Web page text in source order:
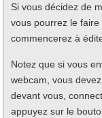
Si vous décidez de
vous pourrez le
commencerez à
Notez que si vous
webcam, vous
devant vous,
appuyez sur le